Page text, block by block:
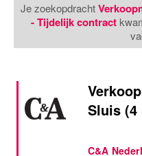
Je zoekopdracht
- Tijdelijk contract
Sluis (4
C&A